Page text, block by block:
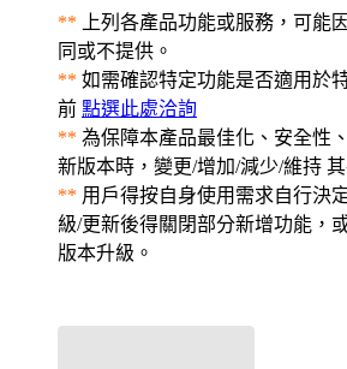
** 上列各產品功能或服務，可能
同或不提供。
** 如需確認特定功能是否適用於
前 點選此處洽詢
** 為保障本產品最佳化、安全性
新版本時，變更/增加/減少/維持
** 用戶得按自身使用需求自行決
級/更新後得關閉部分新增功能，
版本升級。